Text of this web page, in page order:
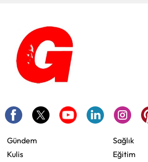
Gündem
Kulis
Sağlık
Eğitim